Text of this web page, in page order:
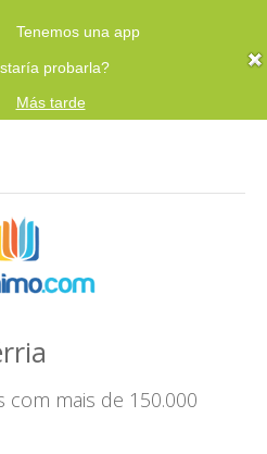
Tenemos una app
probarla?
Más tarde
mais de 150.000